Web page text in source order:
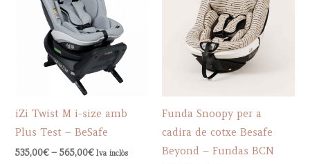
iZi Twist M i-size amb
Plus Test – BeSafe
535,00€ – 565,00€Price
Iva inclòs
Funda Snoopy per a
cadira de cotxe Besafe
Beyond – Fundas BCN